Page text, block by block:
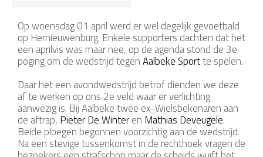
Op woensdag 01 april werd er wel degelijk gevoetbald
op Hernieuwenburg. Enkele supporters dachten dat het
een aprilvis was maar nee, op de agenda stond de 3e
poging om de wedstrijd tegenAalbeke Sportte spelen.
Daar het een avondwedstrijd betrof dienden we deze
af te werken op ons 2e veld waar er verlichting
aanwezig is. Bij Aalbeke twee ex-Wielsbekenaren aan
de aftrap, Pieter De Winteren Mathias Deveugele.
Beide ploegen begonnen voorzichtig aan de wedstrijd.
Na een stevige tussenkomst in de rechthoek vragen de